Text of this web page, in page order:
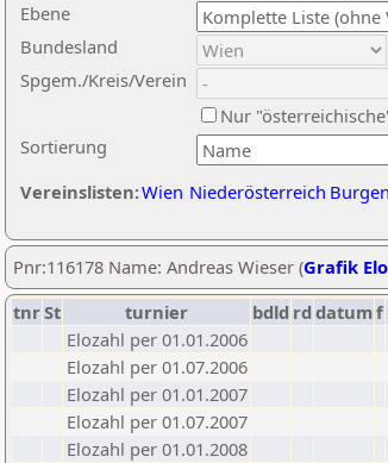
Ebene
Sortierung
Bundesland
Spgem./Kreis/Verein
Nur
Vereinslisten:Wien Niederösterreich
Pnr:116178 Name: Andreas Wieser (Grafik
tnrSt turnier bdld rd datumf
Elozahl per 01.01.2006
Elozahl per 01.07.2006
Elozahl per 01.01.2007
Elozahl per 01.07.2007
Elozahl per 01.01.2008